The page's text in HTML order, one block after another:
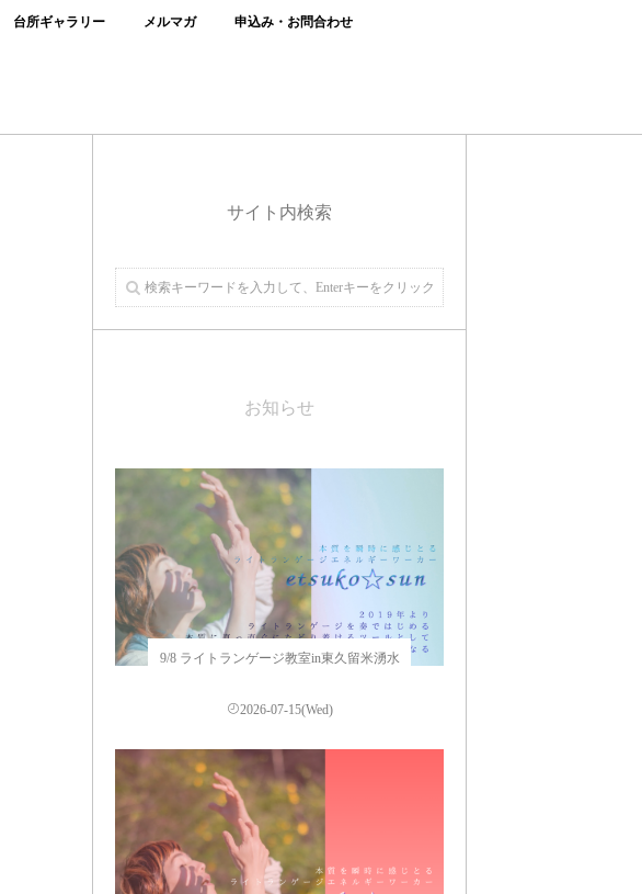
台所ギャラリー メルマガ 申込み・お問合わせ
サイト内検索
お知らせ
9/8 ライトランゲージ教室in東久留米湧水
2026-07-15(Wed)